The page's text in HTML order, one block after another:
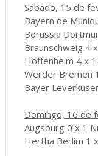
Sábado, 15 de
Bayern de
Borussia
Braunschweig 4
Hoffenheim 4 x
Werder Bremen
Bayer
Domingo, 16 de
Augsburg 0 x 1
Hertha Berlim 1